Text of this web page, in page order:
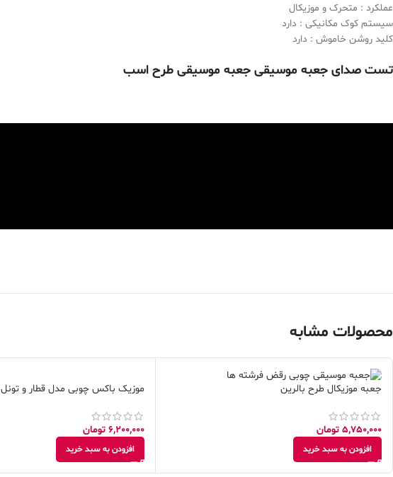
عملکرد : متحرک و موزیکال
سیستم کوک مکانیکی : دارد
کلید روشن خاموش : دارد
تست صدای جعبه موسیقی جعبه موسیقی طرح اسب
محصولات مشابه
جعبه موزیکال طرح بالرین
5,750,000 تومان
افزودن به سبد خرید
موزیک باکس چوبی مدل قطار و تونل
6,200,000 تومان
افزودن به سبد خرید